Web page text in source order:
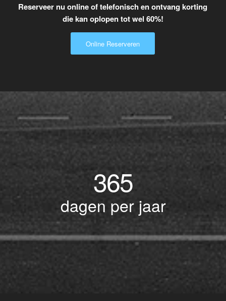
Reserveer nu online of telefonisch en ontvang korting
die kan oplopen tot wel 60%!
Online Reserveren
365
dagen per jaar